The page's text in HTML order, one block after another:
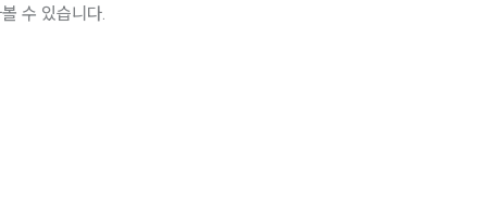
수 있습니다.